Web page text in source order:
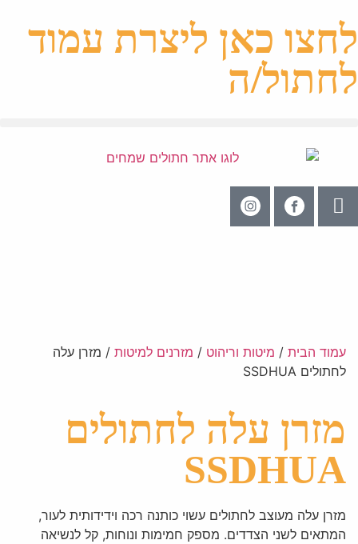
לחצו כאן ליצרת עמוד
לחתול/ה
עמוד הבית / מיטות וריהוט / מזרנים למיטות / מזרן עלה
לחתולים SSDHUA
מזרן עלה לחתולים
SSDHUA
מזרן עלה מעוצב לחתולים עשוי כותנה רכה וידידותית לעור,
המתאים לשני הצדדים. מספק חמימות ונוחות, קל לנשיאה